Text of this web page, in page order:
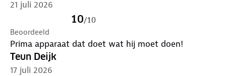
✓ 1x luchtslang
✓ 1x ventieladapter
✓ 1x naald voor ballen
✓ 2x adapter voor luchtbed
✓ 1x USB/Type-C oplaadkabel (0.5 m)
21 juli 2026
10/10
Beoordeeld
Prima apparaat dat doet wat hij moet doen!
Teun Deijk
17 juli 2026